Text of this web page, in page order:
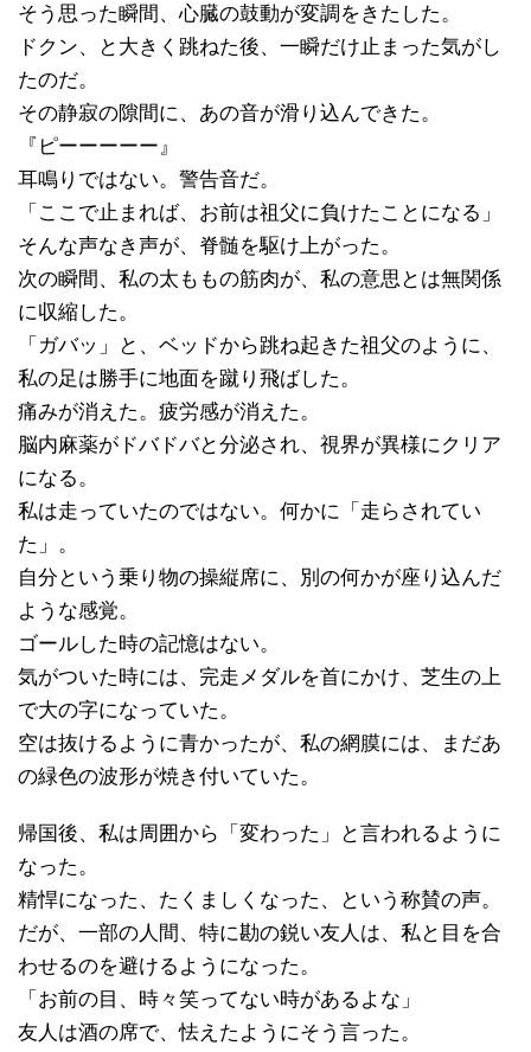
そう思った瞬間、心臓の鼓動が変調をきたした。
ドクン、と大きく跳ねた後、一瞬だけ止まった気がし
たのだ。
その静寂の隙間に、あの音が滑り込んできた。
『ピーーーーー』
耳鳴りではない。警告音だ。
「ここで止まれば、お前は祖父に負けたことになる」
そんな声なき声が、脊髄を駆け上がった。
次の瞬間、私の太ももの筋肉が、私の意思とは無関係
に収縮した。
「ガバッ」と、ベッドから跳ね起きた祖父のように、
私の足は勝手に地面を蹴り飛ばした。
痛みが消えた。疲労感が消えた。
脳内麻薬がドバドバと分泌され、視界が異様にクリア
になる。
私は走っていたのではない。何かに「走らされてい
た」。
自分という乗り物の操縦席に、別の何かが座り込んだ
ような感覚。
ゴールした時の記憶はない。
気がついた時には、完走メダルを首にかけ、芝生の上
で大の字になっていた。
空は抜けるように青かったが、私の網膜には、まだあ
の緑色の波形が焼き付いていた。
帰国後、私は周囲から「変わった」と言われるように
なった。
精悍になった、たくましくなった、という称賛の声。
だが、一部の人間、特に勘の鋭い友人は、私と目を合
わせるのを避けるようになった。
「お前の目、時々笑ってない時があるよな」
友人は酒の席で、怯えたようにそう言った。